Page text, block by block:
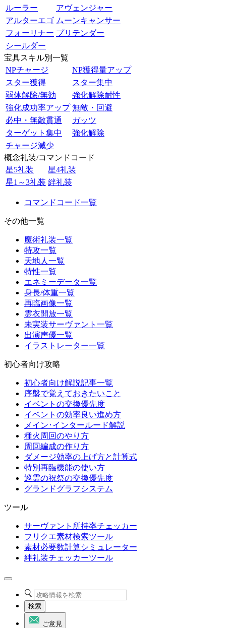
ルーラー
アヴェンジャー
アルターエゴ ムーンキャンサー
フォーリナー プリテンダー
シールダー
宝具スキル別一覧
NPチャージ
NP獲得量アップ
スター獲得
スター集中
弱体解除/無効
強化解除耐性
強化成功率アップ 無敵・回避
必中・無敵貫通
ガッツ
ターゲット集中
強化解除
チャージ減少
概念礼装/コマンドコード
星5礼装
星4礼装
星1～3礼装 絆礼装
コマンドコード一覧
その他一覧
魔術礼装一覧
特攻一覧
天地人一覧
特性一覧
エネミーデータ一覧
身長/体重一覧
再臨画像一覧
霊衣開放一覧
未実装サーヴァント一覧
出演声優一覧
イラストレーター一覧
初心者向け攻略
初心者向け解説記事一覧
序盤で覚えておきたいこと
イベントの交換優先度
イベントの効率良い進め方
メイン･インタールード解説
種火周回のやり方
周回編成の作り方
ダメージ効率の上げ方と計算式
特別再臨機能の使い方
巡霊の祝祭の交換優先度
グランドグラフシステム
ツール
サーヴァント所持率チェッカー
フリクエ素材検索ツール
素材必要数計算シミュレーター
絆礼装チェッカーツール
検索
ご意見